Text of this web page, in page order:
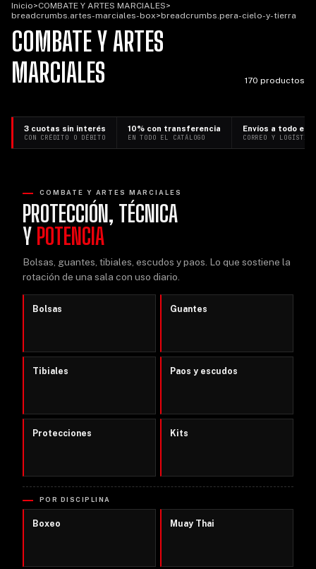
Inicio>COMBATE Y ARTES MARCIALES>
breadcrumbs.artes-marciales-box>breadcrumbs.pera-cielo-y-tierra
COMBATE Y ARTES
MARCIALES
170 productos
3 cuotas sin interés
CON CRÉDITO O DÉBITO
10% con transferencia
EN TODO EL CATÁLOGO
Envíos a todo el
CORREO Y
COMBATE Y ARTES MARCIALES
PROTECCIÓN, TÉCNICA
Y POTENCIA
Bolsas, guantes, tibiales, escudos y paos. Lo que sostiene la
rotación de una sala con uso diario.
Bolsas Guantes
Tibiales Paos y escudos
Protecciones Kits
POR DISCIPLINA
Boxeo Muay Thai